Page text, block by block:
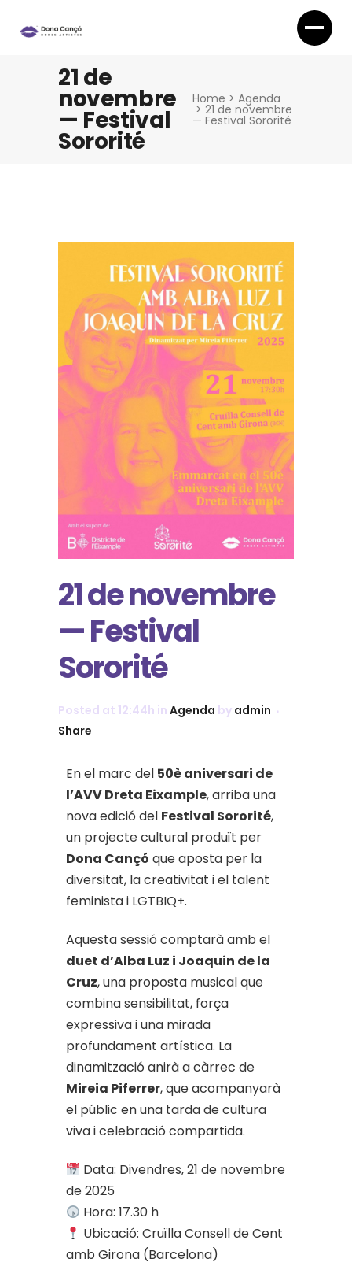
21 de
novembre
— Festival
Sororité
Home > Agenda
> 21 de novembre
— Festival Sororité
21 de novembre
— Festival
Sororité
Posted at 12:44h in Agenda by admin
Share
En el marc del 50è aniversari de
l’AVV Dreta Eixample, arriba una
nova edició del Festival Sororité,
un projecte cultural produït per
Dona Cançó que aposta per la
diversitat, la creativitat i el talent
feminista i LGTBIQ+.
Aquesta sessió comptarà amb el
duet d’Alba Luz i Joaquin de la
Cruz, una proposta musical que
combina sensibilitat, força
expressiva i una mirada
profundament artística. La
dinamització anirà a càrrec de
Mireia Piferrer, que acompanyarà
el públic en una tarda de cultura
viva i celebració compartida.
Data: Divendres, 21 de novembre
de 2025
Hora: 17.30 h
Ubicació: Cruïlla Consell de Cent
amb Girona (Barcelona)